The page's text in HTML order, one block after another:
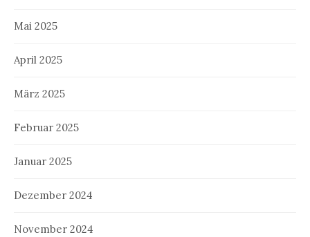
Mai 2025
April 2025
März 2025
Februar 2025
Januar 2025
Dezember 2024
November 2024